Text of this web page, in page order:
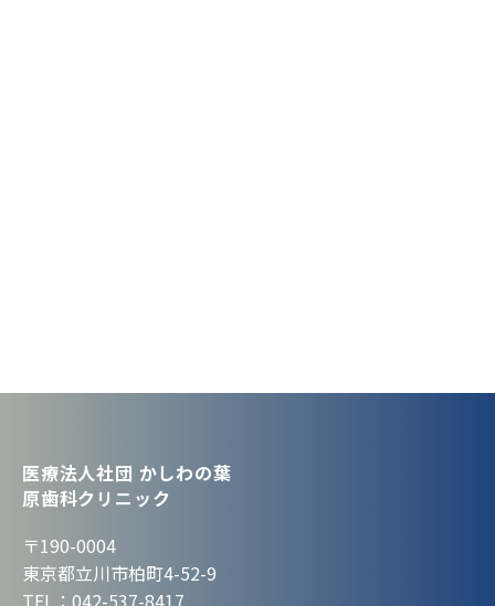
医療法人社団 かしわの葉
原歯科クリニック
〒190-0004
東京都立川市柏町4-52-9
TEL：042-537-8417